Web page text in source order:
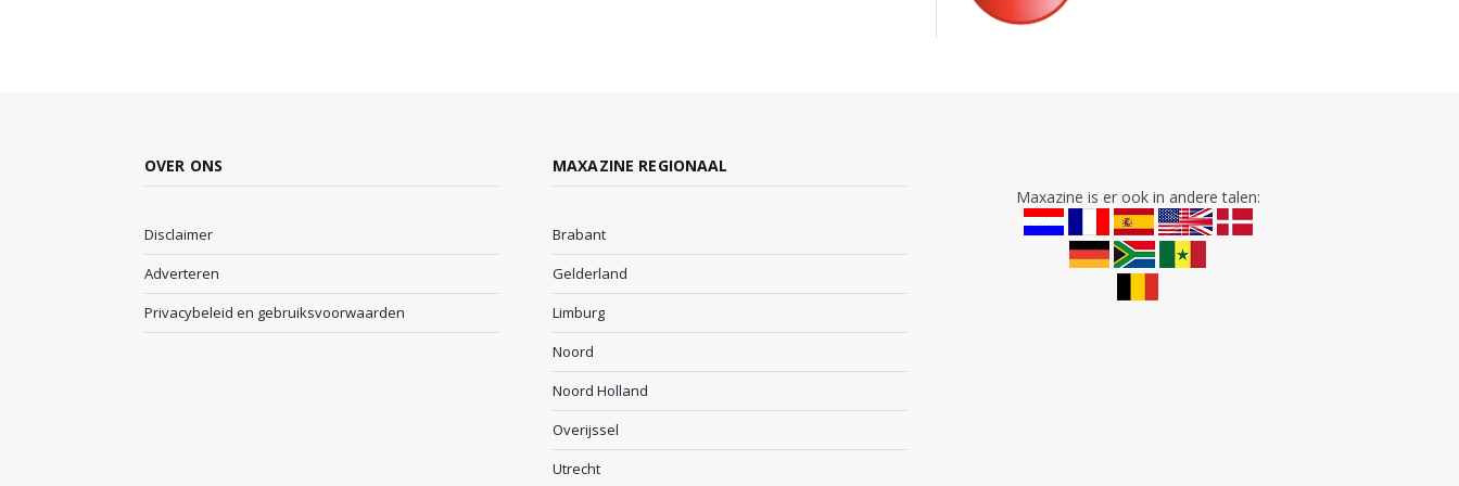
OVER ONS
Disclaimer
Adverteren
Privacybeleid en gebruiksvoorwaarden
MAXAZINE REGIONAAL
Brabant
Gelderland
Limburg
Noord
Noord Holland
Overijssel
Utrecht
Maxazine is er ook in andere talen: